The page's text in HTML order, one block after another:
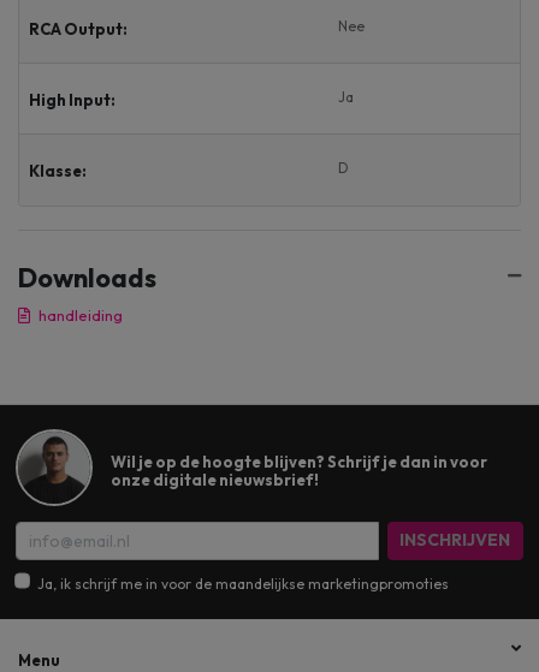
RCA Output: Nee
High Input: Ja
Klasse: D
Downloads
handleiding
Wil je op de hoogte blijven? Schrijf je dan in voor
onze digitale nieuwsbrief!
INSCHRIJVEN
Ja, ik schrijf me in voor de maandelijkse marketingpromoties
Menu